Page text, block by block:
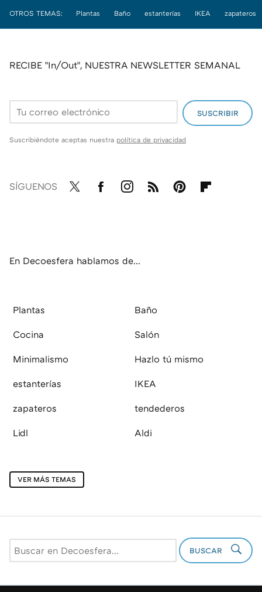
OTROS TEMAS: Plantas Baño estanterías IKEA zapateros
RECIBE "In/Out", NUESTRA NEWSLETTER SEMANAL
SUSCRIBIR
Suscribiéndote aceptas nuestra política de privacidad
SÍGUENOS
En Decoesfera hablamos de...
Plantas Baño
Cocina Salón
Minimalismo Hazlo tú mismo
estanterías IKEA
zapateros tendederos
Lidl Aldi
VER MÁS TEMAS
BUSCAR